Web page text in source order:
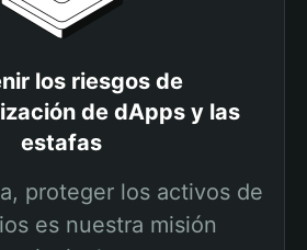
los riesgos de
de dApps y las
estafas
proteger los activos de
es nuestra misión